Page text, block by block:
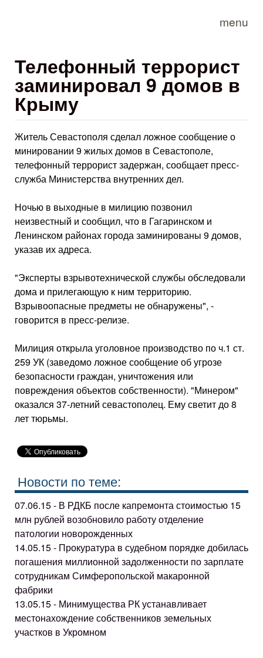
menu
Телефонный террорист
заминировал 9 домов в
Крыму
Житель Севастополя сделал ложное сообщение о
минировании 9 жилых домов в Севастополе,
телефонный террорист задержан, сообщает пресс-
служба Министерства внутренних дел.
Ночью в выходные в милицию позвонил
неизвестный и сообщил, что в Гагаринском и
Ленинском районах города заминированы 9 домов,
указав их адреса.
"Эксперты взрывотехнической службы обследовали
дома и прилегающую к ним территорию.
Взрывоопасные предметы не обнаружены", -
говорится в пресс-релизе.
Милиция открыла уголовное производство по ч.1 ст.
259 УК (заведомо ложное сообщение об угрозе
безопасности граждан, уничтожения или
повреждения объектов собственности). "Минером"
оказался 37-летний севастополец. Ему светит до 8
лет тюрьмы.
Новости по теме:
07.06.15 - В РДКБ после капремонта стоимостью 15
млн рублей возобновило работу отделение
патологии новорожденных
14.05.15 - Прокуратура в судебном порядке добилась
погашения миллионной задолженности по зарплате
сотрудникам Симферопольской макаронной
фабрики
13.05.15 - Минимущества РК устанавливает
местонахождение собственников земельных
участков в Укромном